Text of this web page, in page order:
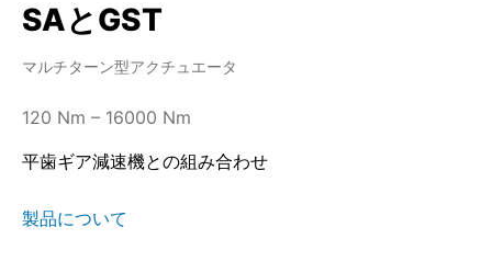
SAとGST
マルチターン型アクチュエータ
120 Nm – 16000 Nm
平歯ギア減速機との組み合わせ
製品について